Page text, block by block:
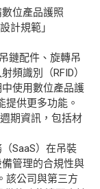
位產品護照
計規範」
鏈配件、旋轉吊
頻識別（RFID）
使用數位產品護
提供更多功能。
期資訊，包括材
SaaS）在吊裝
管理的合規性與
該公司與第三方